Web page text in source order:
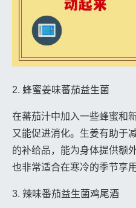
2. 蜂蜜姜味蕃茄益生菌
在蕃茄汁中加入一些蜂蜜和
又能促进消化。生姜有助于
的补给品，能为身体提供额
也非常适合在寒冷的季节享用
3. 辣味番茄益生菌鸡尾酒